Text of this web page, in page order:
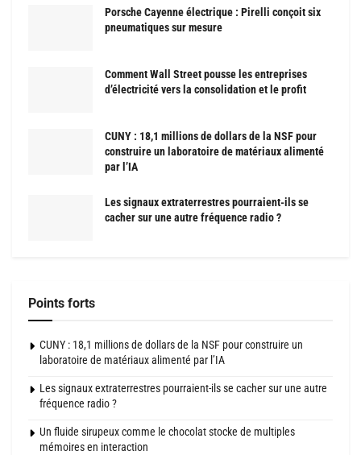
Porsche Cayenne électrique : Pirelli conçoit six
pneumatiques sur mesure
Comment Wall Street pousse les entreprises
d’électricité vers la consolidation et le profit
CUNY : 18,1 millions de dollars de la NSF pour
construire un laboratoire de matériaux alimenté
par l’IA
Les signaux extraterrestres pourraient-ils se
cacher sur une autre fréquence radio ?
Points forts
CUNY : 18,1 millions de dollars de la NSF pour construire un
laboratoire de matériaux alimenté par l’IA
Les signaux extraterrestres pourraient-ils se cacher sur une autre
fréquence radio ?
Un fluide sirupeux comme le chocolat stocke de multiples
mémoires en interaction